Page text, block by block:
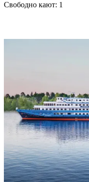
Свободно кают: 1